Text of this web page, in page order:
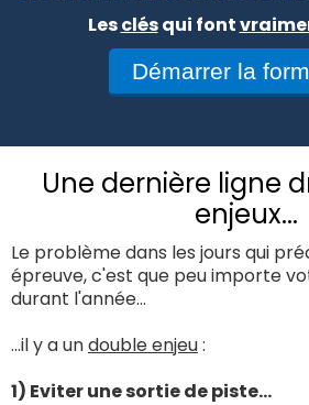
Lesclésqui font
Démarrer la
Une dernière ligne
enjeux...
Le problème dans les jours qui
épreuve, c'est que peu importe
durant l'année...
...il y a undouble enjeu:
1) Eviter une sortie de piste...